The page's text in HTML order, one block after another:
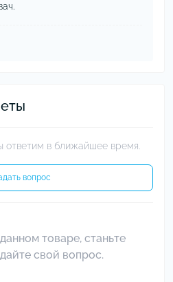
ответим в ближайшее время.
вопрос
товаре, станьте
свой вопрос.